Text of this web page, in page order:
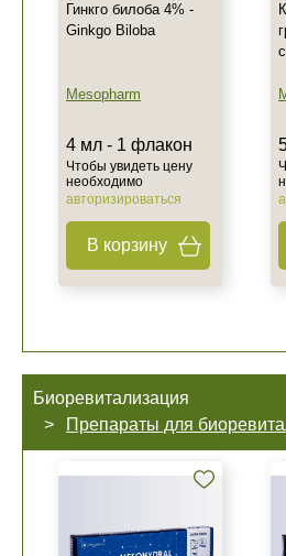
Гинкго билоба 4% -
Ginkgo Biloba
Mesopharm
4 мл - 1 флакон
Чтобы увидеть цену
необходимо
авторизироваться
В корзину
Биоревитализация
Препараты для